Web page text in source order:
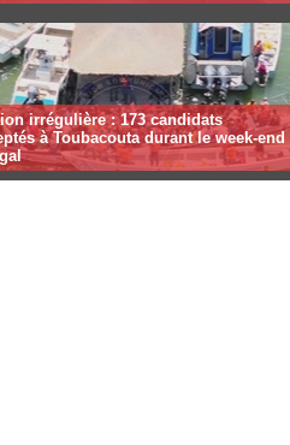
irrégulière : 173 candidats
à Toubacouta durant le week-end